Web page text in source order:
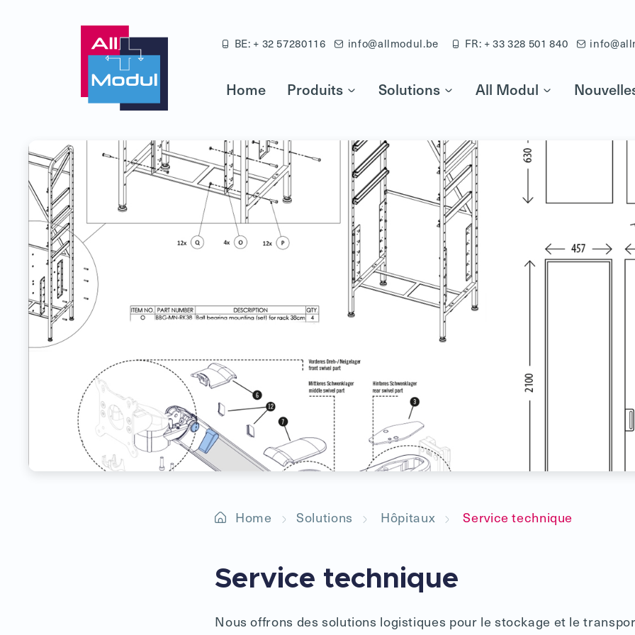
BE: + 32 57280116 info@allmodul.be FR: + 33 328 501 840
Home Produits Solutions All Modul
Home Solutions Hôpitaux Service technique
Service technique
Nous offrons des solutions logistiques pour le stockage et le